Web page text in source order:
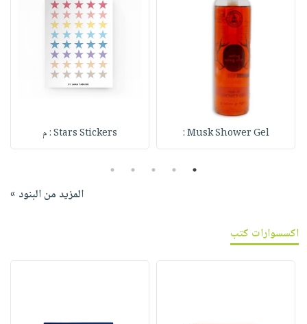
Musk Shower Gel : Stars Stickers : م
1
2
3
4
5
المزيد من البنود »
اكسسوارات كتب